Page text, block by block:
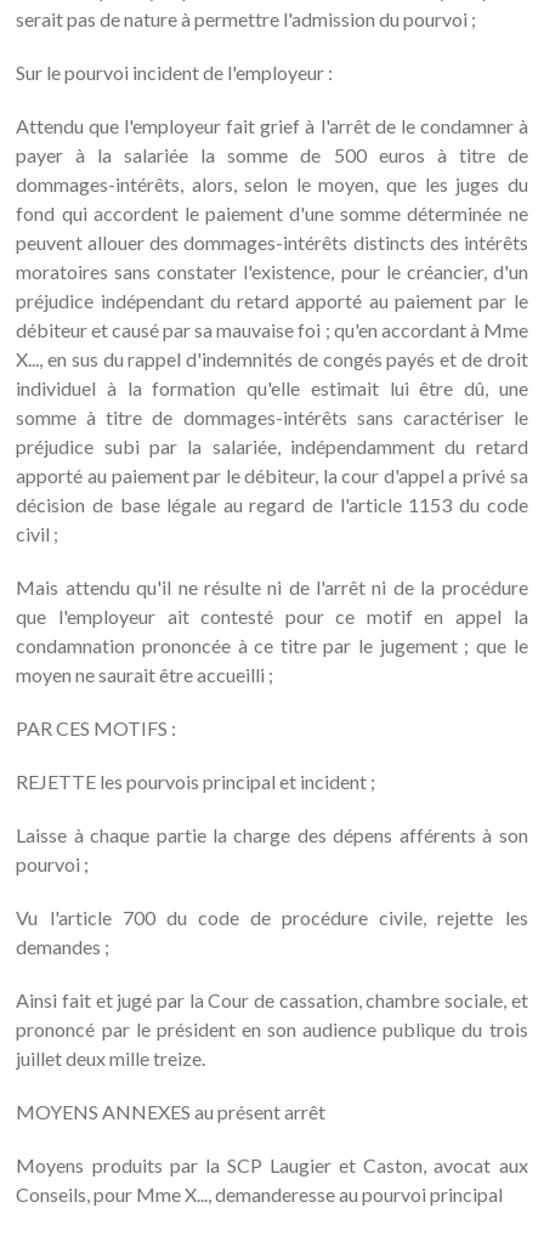
serait pas de nature à permettre l'admission du pourvoi ;
Sur le pourvoi incident de l'employeur :
Attendu que l'employeur fait grief à l'arrêt de le condamner à
payer à la salariée la somme de 500 euros à titre de
dommages-intérêts, alors, selon le moyen, que les juges du
fond qui accordent le paiement d'une somme déterminée ne
peuvent allouer des dommages-intérêts distincts des intérêts
moratoires sans constater l'existence, pour le créancier, d'un
préjudice indépendant du retard apporté au paiement par le
débiteur et causé par sa mauvaise foi ; qu'en accordant à Mme
X..., en sus du rappel d'indemnités de congés payés et de droit
individuel à la formation qu'elle estimait lui être dû, une
somme à titre de dommages-intérêts sans caractériser le
préjudice subi par la salariée, indépendamment du retard
apporté au paiement par le débiteur, la cour d'appel a privé sa
décision de base légale au regard de l'article 1153 du code
civil ;
Mais attendu qu'il ne résulte ni de l'arrêt ni de la procédure
que l'employeur ait contesté pour ce motif en appel la
condamnation prononcée à ce titre par le jugement ; que le
moyen ne saurait être accueilli ;
PAR CES MOTIFS :
REJETTE les pourvois principal et incident ;
Laisse à chaque partie la charge des dépens afférents à son
pourvoi ;
Vu l'article 700 du code de procédure civile, rejette les
demandes ;
Ainsi fait et jugé par la Cour de cassation, chambre sociale, et
prononcé par le président en son audience publique du trois
juillet deux mille treize.
MOYENS ANNEXES au présent arrêt
Moyens produits par la SCP Laugier et Caston, avocat aux
Conseils, pour Mme X..., demanderesse au pourvoi principal